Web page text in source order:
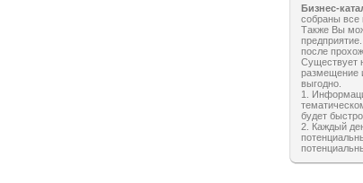
Бизнес-
собраны все
Также Вы
после
Существует
размещение
выгодно.
1.
будет быстро
2. Каждый